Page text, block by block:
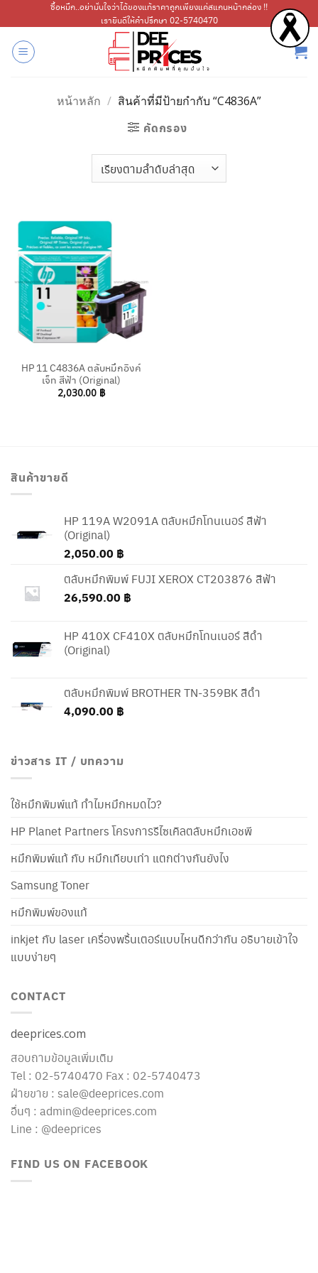
ไป
เนื้อหา
ซื้อหมึก..อย่ามั่นใจว่าได้ของแท้ราคาถูกเพียงแค่สแกนหน้ากล่อง !!
เรายินดีให้คำปรึกษา 02-5740470
หน้าหลัก / สินค้าที่มีป้ายกำกับ “C4836A”
คัดกรอง
HP 11 C4836A ตลับหมึกอิงค์
เจ็ท สีฟ้า (Original)
2,030.00 ฿
สินค้าขายดี
HP 119A W2091A ตลับหมึกโทนเนอร์ สีฟ้า
(Original)
2,050.00 ฿
ตลับหมึกพิมพ์ FUJI XEROX CT203876 สีฟ้า
26,590.00 ฿
HP 410X CF410X ตลับหมึกโทนเนอร์ สีดำ
(Original)
ตลับหมึกพิมพ์ BROTHER TN-359BK สีดำ
4,090.00 ฿
ข่าวสาร IT / บทความ
ใช้หมึกพิมพ์แท้ ทำไมหมึกหมดไว?
HP Planet Partners โครงการรีไซเคิลตลับหมึกเอชพี
หมึกพิมพ์แท้ กับ หมึกเทียบเท่า แตกต่างกันยังไง
Samsung Toner
หมึกพิมพ์ของแท้
inkjet กับ laser เครื่องพริ้นเตอร์แบบไหนดีกว่ากัน อธิบายเข้าใจ
แบบง่ายๆ
CONTACT
deeprices.com
สอบถามข้อมูลเพิ่มเติม
Tel : 02-5740470 Fax : 02-5740473
ฝ่ายขาย : sale@deeprices.com
อื่นๆ : admin@deeprices.com
Line : @deeprices
FIND US ON FACEBOOK